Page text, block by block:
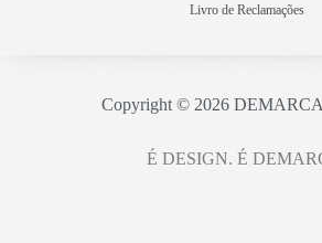
Livro de Reclamações
Copyright © 2026
É DESIGN. É